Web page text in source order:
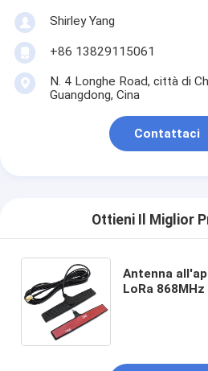
Shirley Yang
+86 13829115061
N. 4 Longhe Road, città di
Guangdong, Cina
Contattaci
Ottieni Il Miglior
Antenna
LoRa